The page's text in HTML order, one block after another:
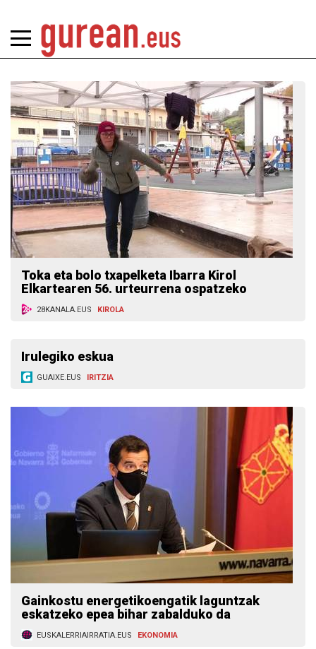
Toka eta bolo txapelketa Ibarra Kirol
Elkartearen 56. urteurrena ospatzeko
28KANALA.EUS KIROLA
Irulegiko eskua
GUAIXE.EUS IRITZIA
Gainkostu energetikoengatik laguntzak
eskatzeko epea bihar zabalduko da
EUSKALERRIAIRRATIA.EUS EKONOMIA